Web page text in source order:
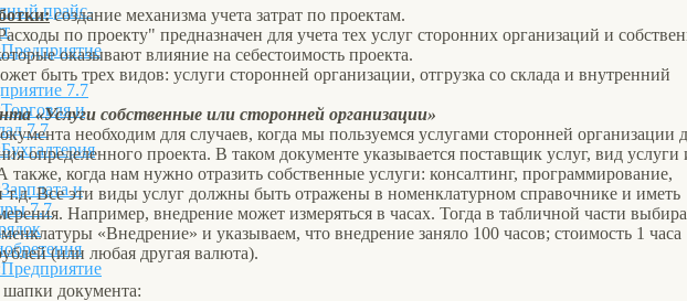
прайс-
7.7
и
7.7
и
7.7
создание механизма учета затрат по проектам.
по проекту" предназначен для учета тех услуг сторонних организаций и
оказывают влияние на себестоимость проекта.
быть трех видов: услуги сторонней организации, отгрузка со склада и внутренний
«Услуги собственные или сторонней организации»
необходим для случаев, когда мы пользуемся услугами сторонней организации
определенного проекта. В таком документе указывается поставщик услуг, вид услуги
также, когда нам нужно отразить собственные услуги: консалтинг, программирование,
т.д. Все эти виды услуг должны быть отражены в номенклатурном справочнике и иметь
Например, внедрение может измеряться в часах. Тогда в табличной части
«Внедрение» и указываем, что внедрение заняло 100 часов; стоимость 1 часа
(или любая другая валюта).
документа: